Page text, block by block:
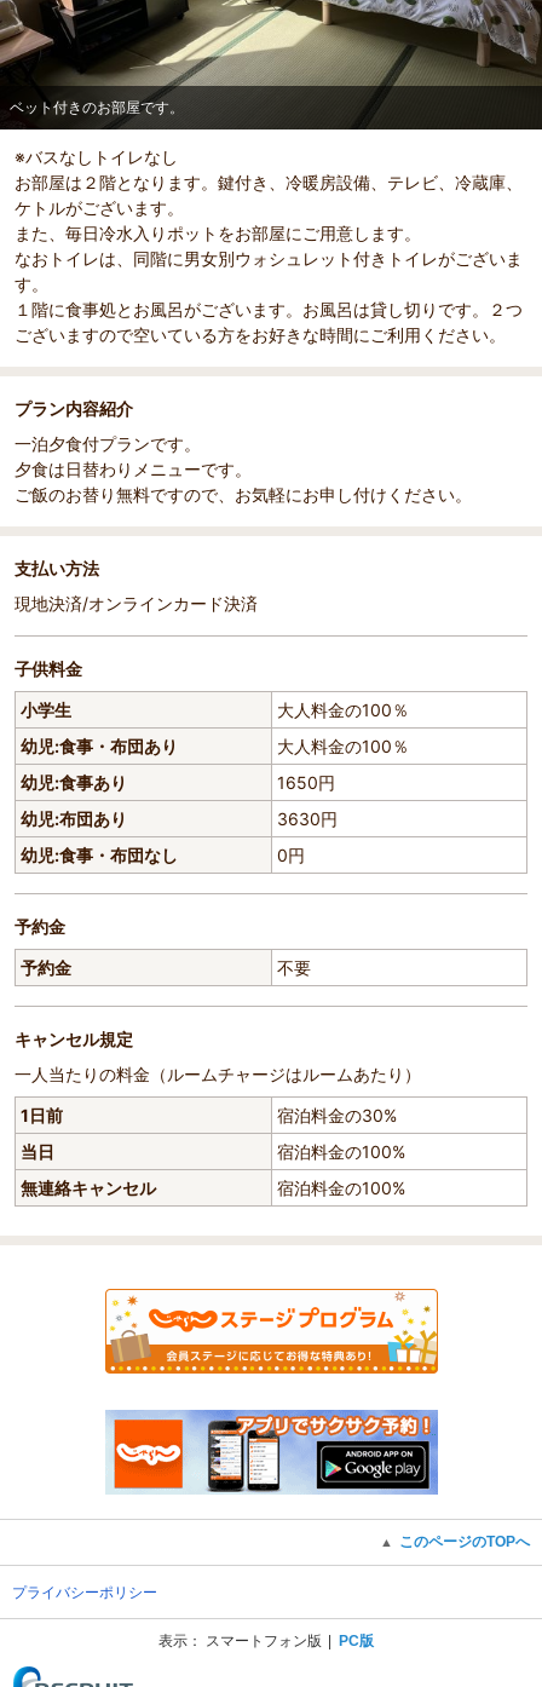
ベット付きのお部屋です。
※バスなしトイレなし
お部屋は２階となります。鍵付き、冷暖房設備、テレビ、冷蔵庫、
ケトルがございます。
また、毎日冷水入りポットをお部屋にご用意します。
なおトイレは、同階に男女別ウォシュレット付きトイレがございま
す。
１階に食事処とお風呂がございます。お風呂は貸し切りです。２つ
ございますので空いている方をお好きな時間にご利用ください。
プラン内容紹介
一泊夕食付プランです。
夕食は日替わりメニューです。
ご飯のお替り無料ですので、お気軽にお申し付けください。
支払い方法
現地決済/オンラインカード決済
子供料金
小学生
大人料金の100％
幼児:食事・布団あり
大人料金の100％
幼児:食事あり
1650円
幼児:布団あり
3630円
幼児:食事・布団なし
0円
予約金
予約金
不要
キャンセル規定
一人当たりの料金（ルームチャージはルームあたり）
1日前
宿泊料金の30%
当日
宿泊料金の100%
無連絡キャンセル
宿泊料金の100%
▲ このページのTOPへ
プライバシーポリシー
表示： スマートフォン版 PC版